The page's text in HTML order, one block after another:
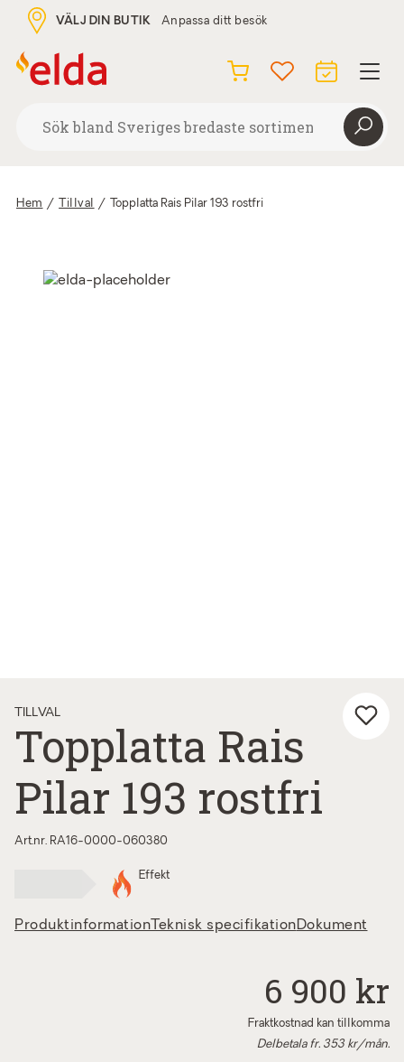
VÄLJ DIN BUTIK Anpassa ditt besök
Hem / Tillval / Topplatta Rais Pilar 193 rostfri
TILLVAL
Topplatta Rais
Pilar 193 rostfri
Art.nr. RA16-0000-060380
Effekt
Produktinformation Teknisk specifikationDokument
6 900 kr
Fraktkostnad kan tillkomma
Delbetala fr. 353 kr/mån.